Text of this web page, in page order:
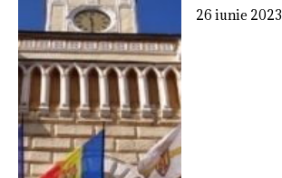
26 iunie 2023